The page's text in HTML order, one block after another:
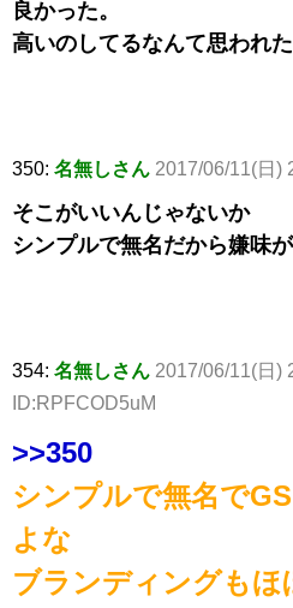
良かった。
高いのしてるなんて思われた
350: 名無しさん 2017/06/11(日)
そこがいいんじゃないか
シンプルで無名だから嫌味
354: 名無しさん 2017/06/11(日)
ID:RPFCOD5uM
>>350
シンプルで無名で
よな
ブランディングもほ